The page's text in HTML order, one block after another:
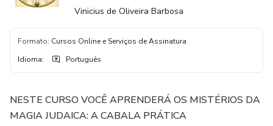
Vinicius de Oliveira Barbosa
Formato: Cursos Online e Serviços de Assinatura
Idioma: Português
NESTE CURSO VOCÊ APRENDERÁ OS MISTÉRIOS DA
MAGIA JUDAICA: A CABALA PRÁTICA